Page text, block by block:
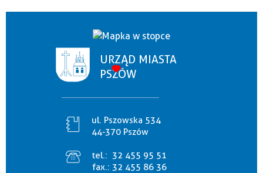
URZĄD MIASTA
PSZÓW
ul. Pszowska 534
44-370 Pszów
tel.: 32 455 95 51
fax.: 32 455 86 36